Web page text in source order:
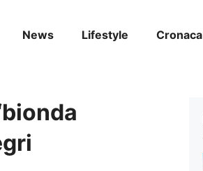
News Lifestyle Cronaca